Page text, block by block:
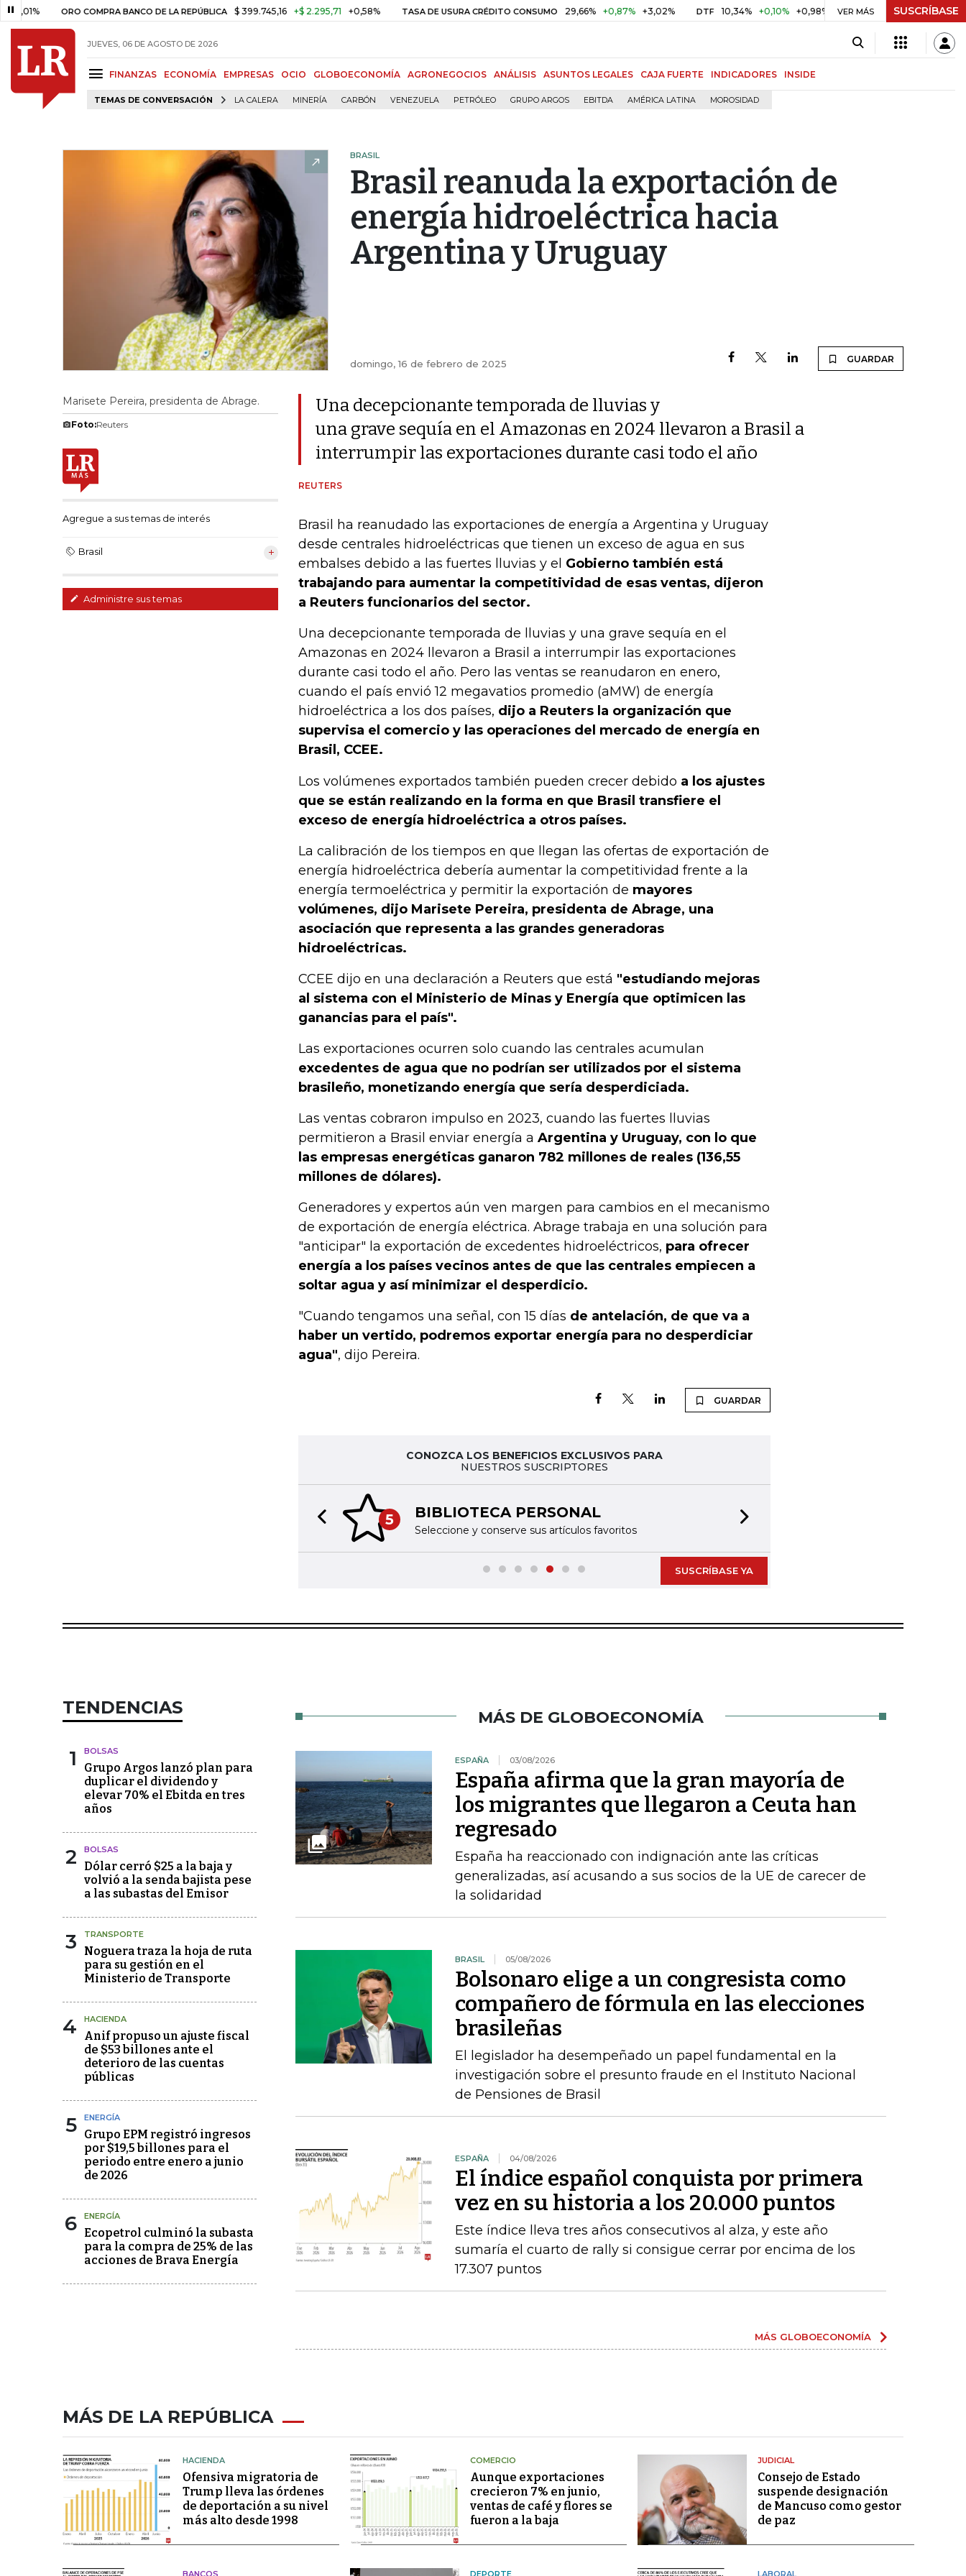
ORO COMPRA BANCO DE LA REPÚBLICA $ 399.745,16 +$ 2.295,71 +0,58% TASA DE USURA CRÉDITO CONSUMO 29,66% +0,87% +3,02% DTF 10,34% +0,10% +0,98% UVR $ 416,86 +$ 0,05 +0,01%
VER MÁS SUSCRÍBASE
JUEVES, 06 DE AGOSTO DE 2026
FINANZAS ECONOMÍA EMPRESAS OCIO GLOBOECONOMÍA AGRONEGOCIOS ANÁLISIS ASUNTOS LEGALES CAJA FUERTE INDICADORES INSIDE
TEMAS DE CONVERSACIÓN LA CALERA MINERÍA CARBÓN VENEZUELA PETRÓLEO GRUPO ARGOS EBITDA AMÉRICA LATINA MOROSIDAD
BRASIL
Brasil reanuda la exportación de
energía hidroeléctrica hacia
Argentina y Uruguay
domingo, 16 de febrero de 2025 GUARDAR
Marisete Pereira, presidenta de Abrage.
Foto:Reuters
Agregue a sus temas de interés
Brasil
Administre sus temas
Una decepcionante temporada de lluvias y
una grave sequía en el Amazonas en 2024 llevaron a Brasil a
interrumpir las exportaciones durante casi todo el año
REUTERS
Brasil ha reanudado las exportaciones de energía a Argentina y Uruguay
desde centrales hidroeléctricas que tienen un exceso de agua en sus
embalses debido a las fuertes lluvias y el Gobierno también está
trabajando para aumentar la competitividad de esas ventas, dijeron
a Reuters funcionarios del sector.
Una decepcionante temporada de lluvias y una grave sequía en el
Amazonas en 2024 llevaron a Brasil a interrumpir las exportaciones
durante casi todo el año. Pero las ventas se reanudaron en enero,
cuando el país envió 12 megavatios promedio (aMW) de energía
hidroeléctrica a los dos países, dijo a Reuters la organización que
supervisa el comercio y las operaciones del mercado de energía en
Brasil, CCEE.
Los volúmenes exportados también pueden crecer debido a los ajustes
que se están realizando en la forma en que Brasil transfiere el
exceso de energía hidroeléctrica a otros países.
La calibración de los tiempos en que llegan las ofertas de exportación de
energía hidroeléctrica debería aumentar la competitividad frente a la
energía termoeléctrica y permitir la exportación de mayores
volúmenes, dijo Marisete Pereira, presidenta de Abrage, una
asociación que representa a las grandes generadoras
hidroeléctricas.
CCEE dijo en una declaración a Reuters que está "estudiando mejoras
al sistema con el Ministerio de Minas y Energía que optimicen las
ganancias para el país".
Las exportaciones ocurren solo cuando las centrales acumulan
excedentes de agua que no podrían ser utilizados por el sistema
brasileño, monetizando energía que sería desperdiciada.
Las ventas cobraron impulso en 2023, cuando las fuertes lluvias
permitieron a Brasil enviar energía a Argentina y Uruguay, con lo que
las empresas energéticas ganaron 782 millones de reales (136,55
millones de dólares).
Generadores y expertos aún ven margen para cambios en el mecanismo
de exportación de energía eléctrica. Abrage trabaja en una solución para
"anticipar" la exportación de excedentes hidroeléctricos, para ofrecer
energía a los países vecinos antes de que las centrales empiecen a
soltar agua y así minimizar el desperdicio.
"Cuando tengamos una señal, con 15 días de antelación, de que va a
haber un vertido, podremos exportar energía para no desperdiciar
agua", dijo Pereira.
GUARDAR
CONOZCA LOS BENEFICIOS EXCLUSIVOS PARA
NUESTROS SUSCRIPTORES
5 BIBLIOTECA PERSONAL
Seleccione y conserve sus artículos favoritos
Previous slide
SUSCRÍBASE YA
TENDENCIAS
1 BOLSAS
Grupo Argos lanzó plan para
duplicar el dividendo y
elevar 70% el Ebitda en tres
años
2 BOLSAS
Dólar cerró $25 a la baja y
volvió a la senda bajista pese
a las subastas del Emisor
3 TRANSPORTE
Noguera traza la hoja de ruta
para su gestión en el
Ministerio de Transporte
4 HACIENDA
Anif propuso un ajuste fiscal
de $53 billones ante el
deterioro de las cuentas
públicas
5 ENERGÍA
Grupo EPM registró ingresos
por $19,5 billones para el
periodo entre enero a junio
de 2026
6 ENERGÍA
Ecopetrol culminó la subasta
para la compra de 25% de las
acciones de Brava Energía
MÁS DE GLOBOECONOMÍA
ESPAÑA 03/08/2026
España afirma que la gran mayoría de
los migrantes que llegaron a Ceuta han
regresado
España ha reaccionado con indignación ante las críticas
generalizadas, así acusando a sus socios de la UE de carecer de
la solidaridad
BRASIL 05/08/2026
Bolsonaro elige a un congresista como
compañero de fórmula en las elecciones
brasileñas
El legislador ha desempeñado un papel fundamental en la
investigación sobre el presunto fraude en el Instituto Nacional
de Pensiones de Brasil
ESPAÑA 04/08/2026
El índice español conquista por primera
vez en su historia a los 20.000 puntos
Este índice lleva tres años consecutivos al alza, y este año
sumaría el cuarto de rally si consigue cerrar por encima de los
17.307 puntos
MÁS GLOBOECONOMÍA
MÁS DE LA REPÚBLICA
HACIENDA
Ofensiva migratoria de
Trump lleva las órdenes
de deportación a su nivel
más alto desde 1998
COMERCIO
Aunque exportaciones
crecieron 7% en junio,
ventas de café y flores se
fueron a la baja
JUDICIAL
Consejo de Estado
suspende designación
de Mancuso como gestor
de paz